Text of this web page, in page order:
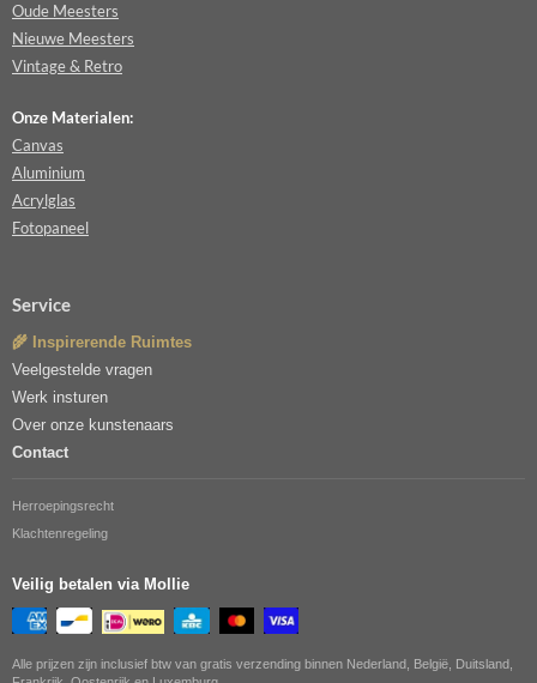
Oude Meesters
Nieuwe Meesters
Vintage & Retro
Onze Materialen:
Canvas
Aluminium
Acrylglas
Fotopaneel
Service
🌾 Inspirerende Ruimtes
Veelgestelde vragen
Werk insturen
Over onze kunstenaars
Contact
Herroepingsrecht
Klachtenregeling
Veilig betalen via Mollie
Alle prijzen zijn inclusief btw van gratis verzending binnen Nederland, België, Duitsland,